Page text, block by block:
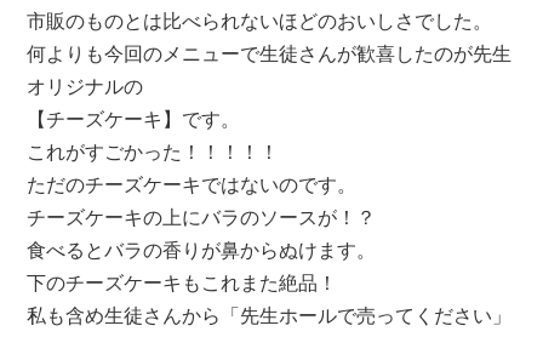
市販のものとは比べられないほどのおいしさでした。
何よりも今回のメニューで生徒さんが歓喜したのが先生
オリジナルの
【チーズケーキ】です。
これがすごかった！！！！！
ただのチーズケーキではないのです。
チーズケーキの上にバラのソースが！？
食べるとバラの香りが鼻からぬけます。
下のチーズケーキもこれまた絶品！
私も含め生徒さんから「先生ホールで売ってください」